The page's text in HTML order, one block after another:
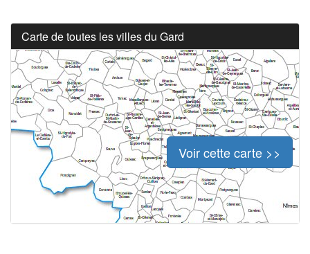
Carte de toutes les villes du Gard
Voir cette carte >>